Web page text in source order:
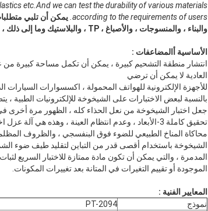
etc.And we can test the durability of various materials
according to the requirements of users. يمكن أن تلبي
والبناء ، والمنسوجات ، والأصباغ ، TP ، والبلاستيك وما إلى ذلك ، ويمكننا اختبار متانة المواد المختلفة وفقًا لمتطلبات المستخدمين.
الأساسية المضاعفات :
انتشار منطقة التشحيم كبيرة ، يمكن أن تكمل مساحة كبيرة من
العادية لا يمكن أن ترضي
للأجهزة الإلكترونية للهواتف المحمولة ، اكسسوارات السيارات
بالنسبة لبعض الاختبارات على الشيخوخة للإلكترونيات الطبية
جعل اختبار الشيخوخة من نعل الحذاء كله ، الظهور مرة أخرى
تحقيق كاملة 3-الأبعاد ، وعدم انتظام العينة ، وهذه هي آلة عزل اختيارية منتظمة لا يمكن تحقيقه.
محاكاة المناخ الطبيعي للضوء فوق البنفسجي ، والظروف
الشيخوخة باستخدام أقصى قدر من التباين لتقليد طيف ضوء
المدمرة ، والتي يمكن أن تكون مادة ممتازة للاختبار السريع
الموجودة أو تقييم التغيرات في المتانة بعد تغييرات المكونات.
المعايير الفنية :
نموذج
PT-2094